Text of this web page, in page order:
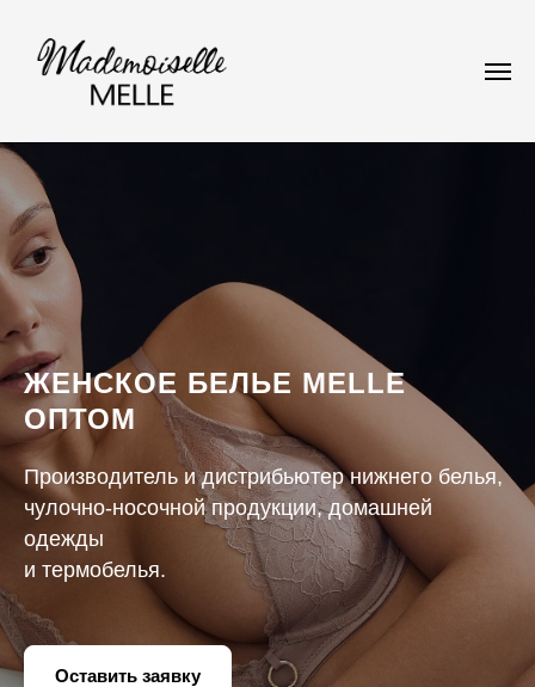
ЖЕНСКОЕ БЕЛЬЕ MELLE
ОПТОМ
Производитель и дистрибьютер нижнего белья,
чулочно-носочной продукции, домашней
одежды
и термобелья.
Оставить заявку